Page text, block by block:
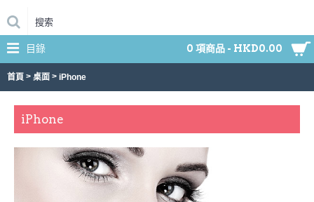
0 項商品 - HKD0.00
目錄
首頁 > 桌面 > iPhone
iPhone